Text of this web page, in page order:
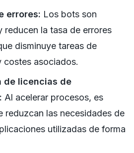
errores: Los bots son
reducen la tasa de errores
disminuye tareas de
costes asociados.
de licencias de
Al acelerar procesos, es
reduzcan las necesidades de
utilizadas de forma